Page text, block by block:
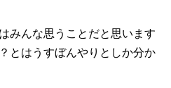
みんな思うことだと思います
とはうすぼんやりとしか分か